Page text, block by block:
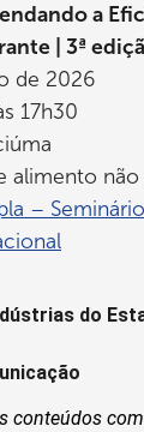
a
| 3ª
de 2026
17h30
alimento
–
do
conteúdos